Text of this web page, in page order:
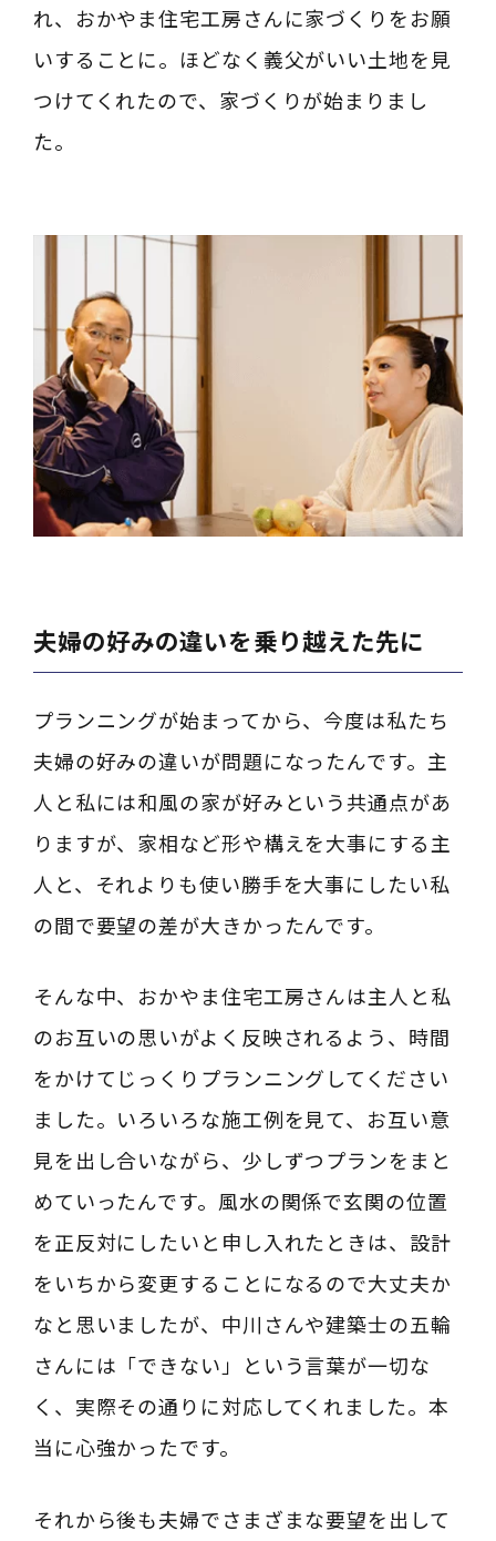
れ、おかやま住宅工房さんに家づくりをお願
いすることに。ほどなく義父がいい土地を見
つけてくれたので、家づくりが始まりまし
た。
夫婦の好みの違いを乗り越えた先に
プランニングが始まってから、今度は私たち
夫婦の好みの違いが問題になったんです。主
人と私には和風の家が好みという共通点があ
りますが、家相など形や構えを大事にする主
人と、それよりも使い勝手を大事にしたい私
の間で要望の差が大きかったんです。
そんな中、おかやま住宅工房さんは主人と私
のお互いの思いがよく反映されるよう、時間
をかけてじっくりプランニングしてください
ました。いろいろな施工例を見て、お互い意
見を出し合いながら、少しずつプランをまと
めていったんです。風水の関係で玄関の位置
を正反対にしたいと申し入れたときは、設計
をいちから変更することになるので大丈夫か
なと思いましたが、中川さんや建築士の五輪
さんには「できない」という言葉が一切な
く、実際その通りに対応してくれました。本
当に心強かったです。
それから後も夫婦でさまざまな要望を出して